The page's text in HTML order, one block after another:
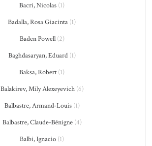
Bacri, Nicolas (1)
Badalla, Rosa Giacinta (1)
Baden Powell(2)
Baghdasaryan, Eduard(1)
Baksa, Robert (1)
Balakirev, Mily Alexeyevich(6)
Balbastre, Armand-Louis(1)
Balbastre, Claude-Bénigne(4)
Balbi, Ignacio (1)